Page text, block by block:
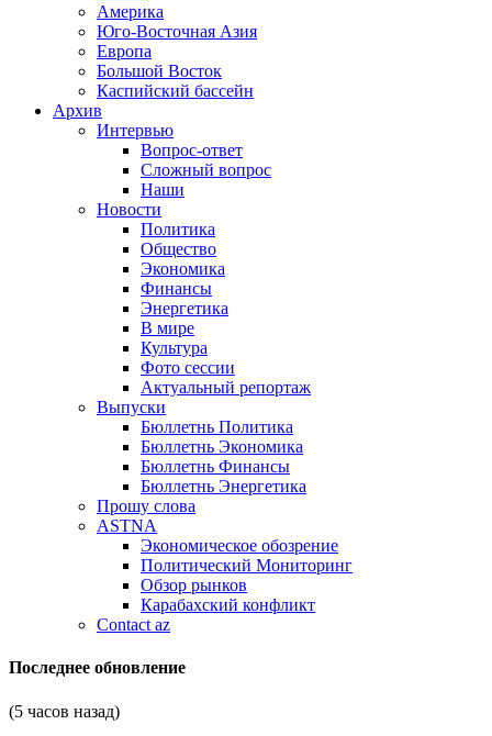
Америка
Юго-Восточная Азия
Европа
Большой Восток
Каспийский бассейн
Архив
Интервью
Вопрос-ответ
Сложный вопрос
Наши
Новости
Политика
Общество
Экономика
Финансы
Энергетика
В мире
Культура
Фото сессии
Актуальный репортаж
Выпуски
Бюллетнь Политика
Бюллетнь Экономика
Бюллетнь Финансы
Бюллетнь Энергетика
Прошу слова
ASTNA
Экономическое обозрение
Политический Мониторинг
Обзор рынков
Карабахский конфликт
Contact az
Последнее обновление
(5 часов назад)